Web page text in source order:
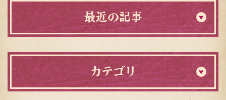
最近の記事
カテゴリ